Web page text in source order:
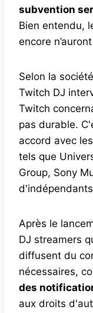
subvention
Bien entendu,
encore
Selon la
Twitch DJ
Twitch
pas durable.
accord avec
tels que
Group, Sony
Après le
DJ streamers
diffusent du
nécessaires,
des
aux droits